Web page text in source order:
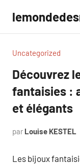
contenu
Uncategorized
Découvrez
fantaisies :
et élégants
par Louise KESTEL
Les bijoux